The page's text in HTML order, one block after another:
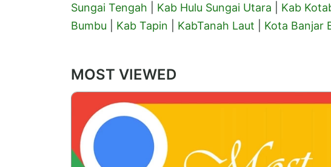
Sungai Tengah
Kab Hulu Sungai Utara Kab
Bumbu
Kab Tapin KabTanah Laut Kota Banjar
MOST VIEWED